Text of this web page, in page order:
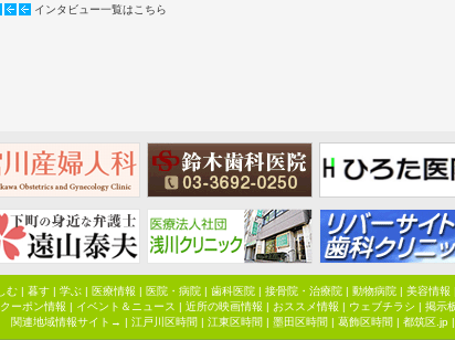
インタビュー一覧はこちら
む| 暮す| 学ぶ| 医療情報 | 医院・病院| 歯科医院| 接骨院・治療院| 動物病院| 美容情報 |
クーポン情報 | イベント＆ニュース | 近所の映画情報 | おススメ情報 | ウェブチラシ | 掲示
関連地域情報サイト→ | 江戸川区時間 | 江東区時間 | 墨田区時間 | 葛飾区時間 | 都筑区.jp |